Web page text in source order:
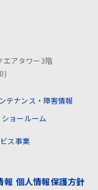
アタワー3階
テナンス・障害情報
ショールーム
ス事業
報 個人情報保護方針